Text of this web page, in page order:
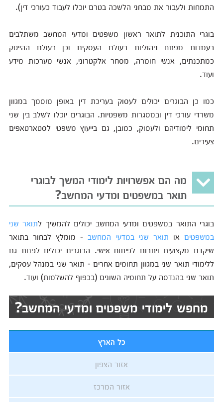
התמחות ולעבור את מבחני הלשכה בטרם יוכלו לעבוד כעורכי דין).
בוגרי התוכנית לתואר ראשון משפטים ומדעי המחשב משתלבים
בעמדות מפתח ניהוליות בעולם העסקים וכן בעולם ההייטק
כמתכנתים, אנשי חומרה, מסחר אלקטרוני, אנשי מערכות מידע
ועוד.
כמו כן הבוגרים יכולים לעסוק בעריכת דין באופן מוסמך במגוון
משרדי עורכי דין ובמסגרות משפטיות. הבוגרים יוכלו לשלב בין שני
תחומי לימודיהם ולעסוק, כמובן, גם בייעוץ משפטי לסטארטאפים
צעירים.
מה הם אפשרויות לימודי המשך לבוגרי
תואר במשפטים ומדעי המחשב?
בוגרי התואר במשפטים ומדעי המחשב יכולים להמשיך לתואר שני
במשפטיםאו תואר שני במדעי המחשב- מומלץ לבחור בתואר
שיקדם מקצועית ויתרום לפיתוח אישי. הבוגרים יכולים לפנות גם
ללימודי תואר שני במגוון תחומים אחרים - תואר שני במנהל עסקים,
תואר שני בהנדסה על תחומיה השונים (בכפוף להשלמות) ועוד.
מחפש לימודי משפטים ומדעי המחשב?
כל הארץ
אזור הצפון
אזור המרכז